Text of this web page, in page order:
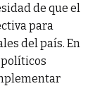
de que el
para
del país. En